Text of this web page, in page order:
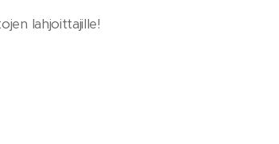
lahjoittajille!